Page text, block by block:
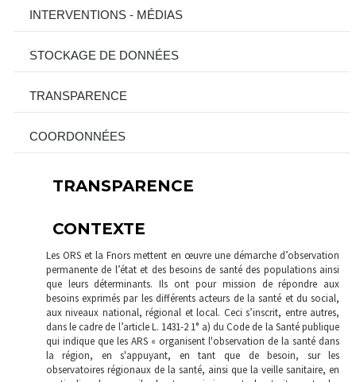
INTERVENTIONS - MÉDIAS
STOCKAGE DE DONNÉES
TRANSPARENCE
COORDONNÉES
TRANSPARENCE
CONTEXTE
Les ORS et la Fnors mettent en œuvre une démarche d’observation
permanente de l’état et des besoins de santé des populations ainsi
que leurs déterminants. Ils ont pour mission de répondre aux
besoins exprimés par les différents acteurs de la santé et du social,
aux niveaux national, régional et local. Ceci s’inscrit, entre autres,
dans le cadre de l’article L. 1431-2 1° a) du Code de la Santé publique
qui indique que les ARS « organisent l'observation de la santé dans
la région, en s'appuyant, en tant que de besoin, sur les
observatoires régionaux de la santé, ainsi que la veille sanitaire, en